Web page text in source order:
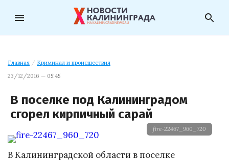
menu search
Главная / Криминал и происшествия
23/12/2016 — 05:45
В поселке под Калининградом
сгорел кирпичный сарай
fire-22467_960_720
В Калининградской области в поселке